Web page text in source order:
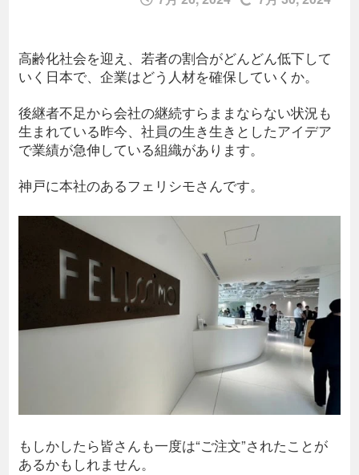
高齢化社会を迎え、若者の割合がどんどん低下して
いく日本で、企業はどう人材を確保していくか。
後継者不足から会社の継続すらままならない状況も
生まれている昨今、社員の生き生きとしたアイデア
で業績が急伸している組織があります。
神戸に本社のあるフェリシモさんです。
もしかしたら皆さんも一度は“ご注文”されたことが
あるかもしれません。